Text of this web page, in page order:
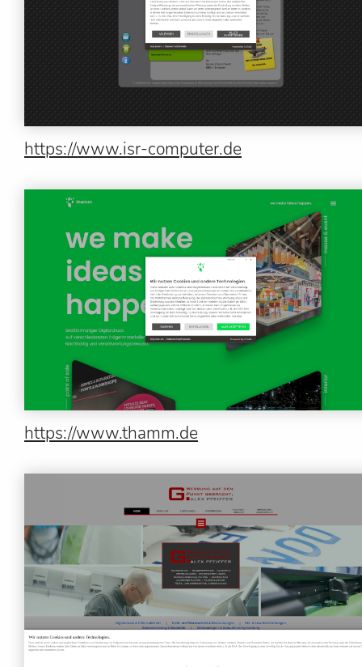
https://www.isr-computer.de
https://www.thamm.de